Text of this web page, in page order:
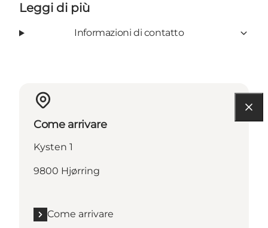
Leggi di più
Informazioni di contatto
Come arrivare
Kysten 1
9800 Hjørring
Come arrivare